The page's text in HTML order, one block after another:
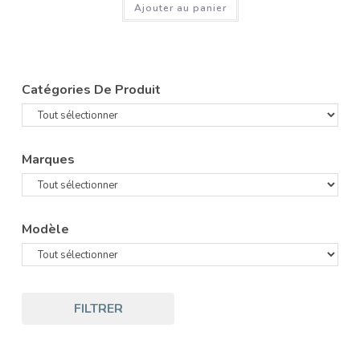
Ajouter au panier
Catégories De Produit
Marques
Modèle
FILTRER